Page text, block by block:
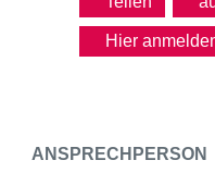
Hier
ANSPRECHPERSON